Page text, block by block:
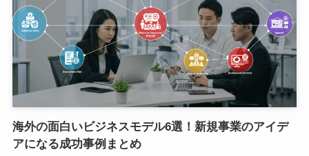
海外の面白いビジネスモデル6選！新規事業のアイデ
アになる成功事例まとめ